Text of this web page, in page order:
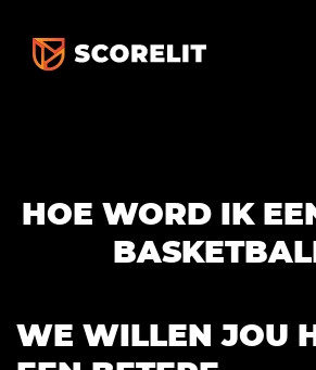
HOE WORD IK
WE WILLEN JOU